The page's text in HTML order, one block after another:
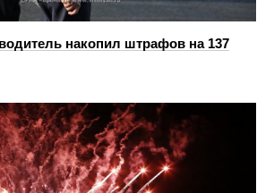
накопил штрафов на 137